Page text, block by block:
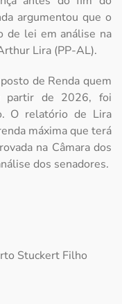
argumentou que o
de lei em análise na
Lira (PP-AL).
de Renda quem
de 2026, foi
O relatório de Lira
máxima que terá
na Câmara dos
dos senadores.
Stuckert Filho